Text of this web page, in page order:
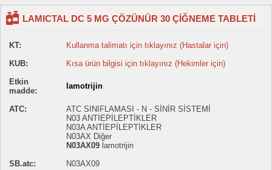
LAMICTAL DC 5 MG ÇÖZÜNÜR 30 ÇİĞNEME TABLETİ
KT:
Kullanma talimatı için tıklayınız (Hastalar için)
KUB:
Kısa ürün bilgisi için tıklayınız (Hekimler için)
Etkin
madde:
lamotrijin
ATC:
ATC SINIFLAMASI - N - SİNİR SİSTEMİ
N03 ANTİEPİLEPTİKLER
N03A ANTİEPİLEPTİKLER
N03AX Diğer
N03AX09 lamotrijin
SB.atc:
N03AX09